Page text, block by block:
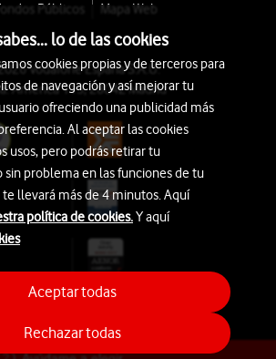
Públicos
Mapa Web
Vodafone España S.A.U.
América 115, 28042 Madrid
lo de las cookies
cookies propias y de terceros para
de navegación y así mejorar tu
ofreciendo una publicidad más
Al aceptar las cookies
usos, pero podrás retirar tu
problema en las funciones de tu
llevará más de 4 minutos. Aquí
política de cookies.Y aquí
Rechazar todas
Aceptar todas